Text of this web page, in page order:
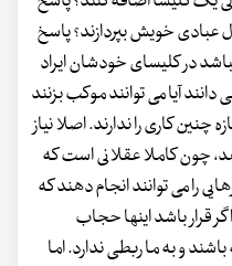
عبادی خویش بپردازند؟ پاسخ
در کلیسای خودشان ایراد
آیا می توانند موکب بزنند
کاری را ندارند. اصلا نیاز
چون کاملا عقلانی است که
را می توانند انجام دهند که
قرار باشد اینها حجاب
و به ما ربطی ندارد. اما